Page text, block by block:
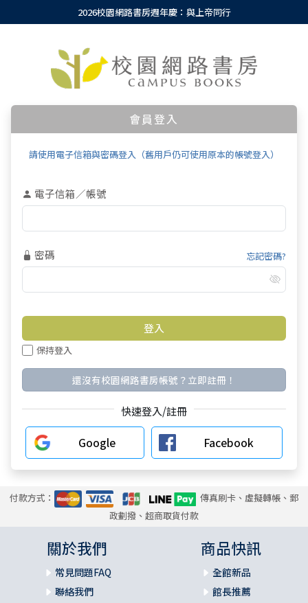
2026校園網路書房週年慶：與上帝同行
會員登入
請使用電子信箱與密碼登入（舊用戶仍可使用原本的帳號登入）
電子信箱／帳號
密碼 忘記密碼?
保持登入
還沒有校園網路書房帳號？立即註冊！
快速登入/註冊
Google Facebook
付款方式：
傳真刷卡、虛擬轉帳、郵
政劃撥、超商取貨付款
關於我們
常見問題FAQ
聯絡我們
商品快訊
全館新品
館長推薦